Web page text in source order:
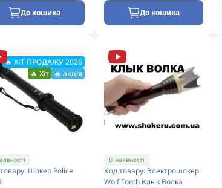
До кошика До кошика
🔥ХІТ ПРОДАЖУ 2026
🔥 ХІТ ПРОДАЖУ 2026
🔥 Хіт
🔥 акція
Шокер Police
В наявності
Код товару: Электрошокер
Wolf Tooth Клык Волка